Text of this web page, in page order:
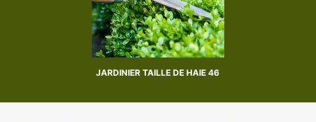
JARDINIER TAILLE DE HAIE 46